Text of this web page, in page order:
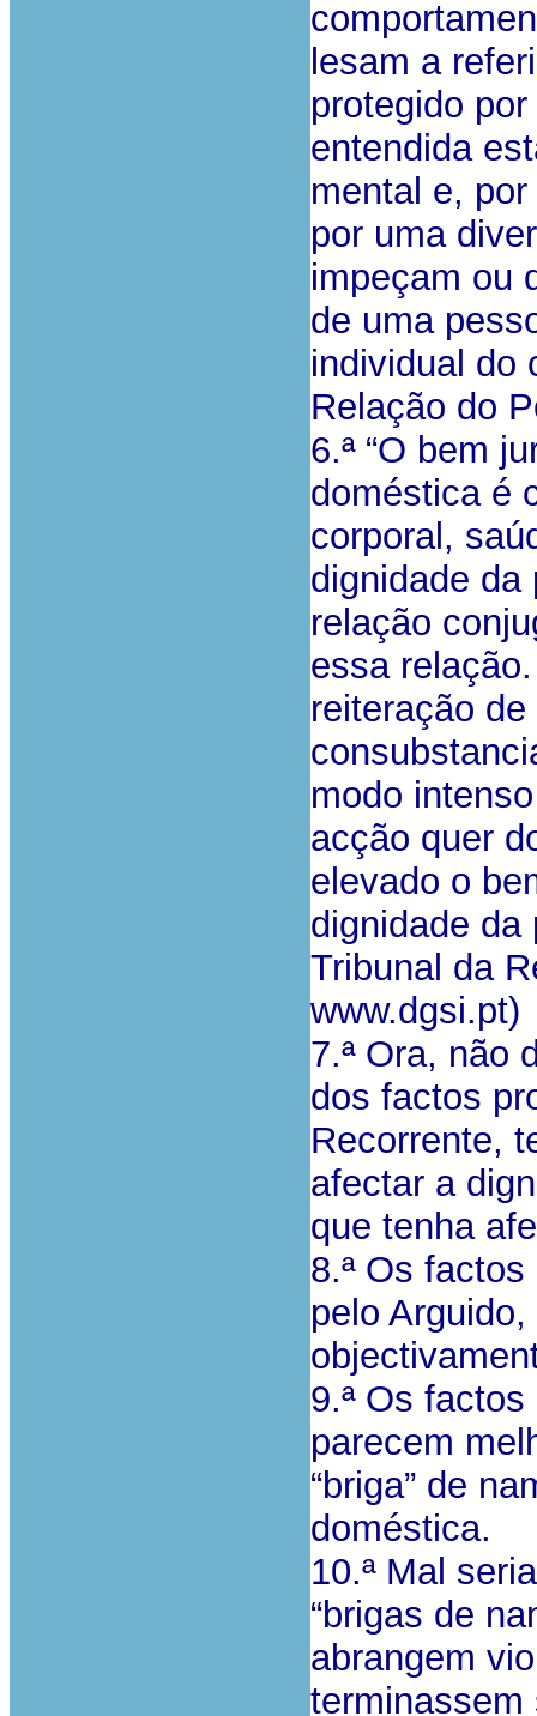
lesam a
protegido
entendida
mental e,
por uma
impeçam ou
de uma
individual do
Relação do
6.ª “O bem
doméstica é
corporal,
dignidade
relação
essa
reiteração
modo
acção quer
elevado o
dignidade
Tribunal da
www.dgsi.pt)
7.ª Ora, não
dos factos
Recorrente,
afectar a
que tenha
8.ª Os
pelo
9.ª Os
parecem
“briga” de
doméstica.
10.ª Mal
“brigas de
abrangem
terminassem